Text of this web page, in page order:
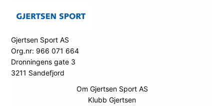
Gjertsen Sport AS
Org.nr: 966 071 664
Dronningens gate 3
3211 Sandefjord
Om Gjertsen Sport AS
Klubb Gjertsen